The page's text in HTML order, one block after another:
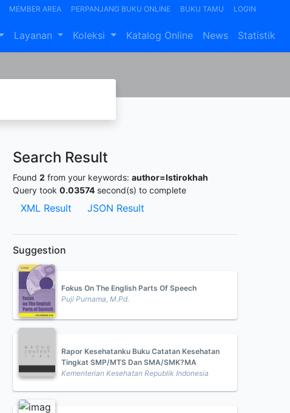
MEMBER AREA PERPANJANG BUKU ONLINE BUKU TAMU LOGIN
Layanan Koleksi Katalog Online News Statistik
Search Result
Found 2 from your keywords: author=Istirokhah
Query took 0.03574 second(s) to complete
XML Result JSON Result
Suggestion
Fokus On The English Parts Of Speech
Puji Purnama, M.Pd.
Rapor Kesehatanku Buku Catatan Kesehatan
Tingkat SMP/MTS Dan SMA/SMK?MA
Kementerian Kesehatan Republik Indonesia